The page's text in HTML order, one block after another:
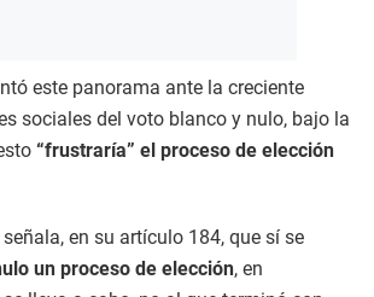
este panorama ante la creciente
sociales del voto blanco y nulo, bajo la
“frustraría” el proceso de elección
en su artículo 184, que sí se
un proceso de elección, en